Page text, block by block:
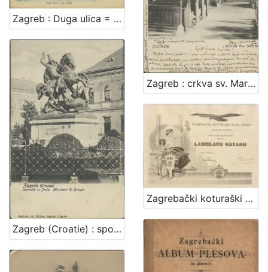
Zagreb : Duga ulica = Agram : Rue longue
Zagreb (Croatie) : spomenik sv. Jurja = monument St. Georges
Zagreb : crkva sv. Marka
Zagrebački koturaški klub "Orao"